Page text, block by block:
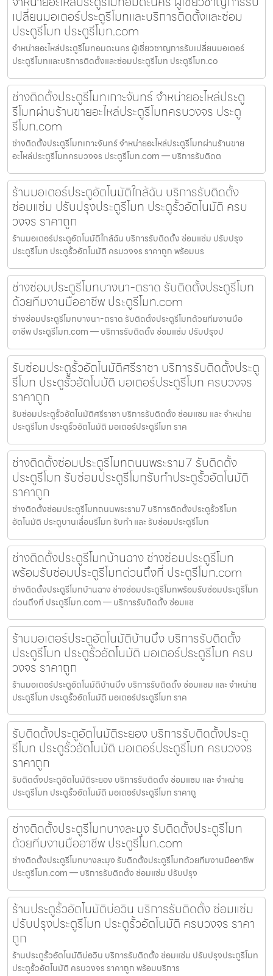
เปลี่ยนมอเตอร์ประตูรีโมทและบริการติดตั้งและซ่อม
ประตูรีโมท ประตูรีโมท.com
จำหน่ายอะไหล่ประตูรีโมทอมตะนคร ผู้เชี่ยวชาญการรับเปลี่ยนมอเตอร์
ประตูรีโมทและบริการติดตั้งและซ่อมประตูรีโมท ประตูรีโมท.co
ช่างติดตั้งประตูรีโมทเกาะจันทร์ จำหน่ายอะไหล่ประตู
รีโมทผ่านร้านขายอะไหล่ประตูรีโมทครบวงจร ประตู
รีโมท.com
ช่างติดตั้งประตูรีโมทเกาะจันทร์ จำหน่ายอะไหล่ประตูรีโมทผ่านร้านขาย
อะไหล่ประตูรีโมทครบวงจร ประตูรีโมท.com — บริการรับติดต
ร้านมอเตอร์ประตูอัตโนมัติใกล้ฉัน บริการรับติดตั้ง
ซ่อมแซ่ม ปรับปรุงประตูรีโมท ประตูรั้วอัตโนมัติ ครบ
วงจร ราคาถูก
ร้านมอเตอร์ประตูอัตโนมัติใกล้ฉัน บริการรับติดตั้ง ซ่อมแซ่ม ปรับปรุง
ประตูรีโมท ประตูรั้วอัตโนมัติ ครบวงจร ราคาถูก พร้อมบร
ช่างซ่อมประตูรีโมทบางนา-ตราด รับติดตั้งประตูรีโมท
ด้วยทีมงานมืออาชีพ ประตูรีโมท.com
ช่างซ่อมประตูรีโมทบางนา-ตราด รับติดตั้งประตูรีโมทด้วยทีมงานมือ
อาชีพ ประตูรีโมท.com — บริการรับติดตั้ง ซ่อมแซ่ม ปรับปรุงป
รับซ่อมประตูรั้วอัตโนมัติศรีราชา บริการรับติดตั้งประตู
รีโมท ประตูรั้วอัตโนมัติ มอเตอร์ประตูรีโมท ครบวงจร
ราคาถูก
รับซ่อมประตูรั้วอัตโนมัติศรีราชา บริการรับติดตั้ง ซ่อมแซม และ จำหน่าย
ประตูรีโมท ประตูรั้วอัตโนมัติ มอเตอร์ประตูรีโมท ราค
ช่างติดตั้งซ่อมประตูรีโมทถนนพระราม7 รับติดตั้ง
ประตูรีโมท รับซ่อมประตูรีโมทรับทำประตูรั้วอัตโนมัติ
ราคาถูก
ช่างติดตั้งซ่อมประตูรีโมทถนนพระราม7 บริการติดตั้งประตูรั้วรีโมท
อัตโนมัติ ประตูบานเลื่อนรีโมท รับทำ และ รับซ่อมประตูรีโมท
ช่างติดตั้งประตูรีโมทบ้านฉาง ช่างซ่อมประตูรีโมท
พร้อมรับซ่อมประตูรีโมทด่วนถึงที่ ประตูรีโมท.com
ช่างติดตั้งประตูรีโมทบ้านฉาง ช่างซ่อมประตูรีโมทพร้อมรับซ่อมประตูรีโมท
ด่วนถึงที่ ประตูรีโมท.com — บริการรับติดตั้ง ซ่อมแซ
ร้านมอเตอร์ประตูอัตโนมัติบ้านบึง บริการรับติดตั้ง
ประตูรีโมท ประตูรั้วอัตโนมัติ มอเตอร์ประตูรีโมท ครบ
วงจร ราคาถูก
ร้านมอเตอร์ประตูอัตโนมัติบ้านบึง บริการรับติดตั้ง ซ่อมแซม และ จำหน่าย
ประตูรีโมท ประตูรั้วอัตโนมัติ มอเตอร์ประตูรีโมท ราค
รับติดตั้งประตูอัตโนมัติระยอง บริการรับติดตั้งประตู
รีโมท ประตูรั้วอัตโนมัติ มอเตอร์ประตูรีโมท ครบวงจร
ราคาถูก
รับติดตั้งประตูอัตโนมัติระยอง บริการรับติดตั้ง ซ่อมแซม และ จำหน่าย
ประตูรีโมท ประตูรั้วอัตโนมัติ มอเตอร์ประตูรีโมท ราคาถู
ช่างติดตั้งประตูรีโมทบางละมุง รับติดตั้งประตูรีโมท
ด้วยทีมงานมืออาชีพ ประตูรีโมท.com
ช่างติดตั้งประตูรีโมทบางละมุง รับติดตั้งประตูรีโมทด้วยทีมงานมืออาชีพ
ประตูรีโมท.com — บริการรับติดตั้ง ซ่อมแซ่ม ปรับปรุง
ร้านประตูรั้วอัตโนมัติบ่อวิน บริการรับติดตั้ง ซ่อมแซ่ม
ปรับปรุงประตูรีโมท ประตูรั้วอัตโนมัติ ครบวงจร ราคา
ถูก
ร้านประตูรั้วอัตโนมัติบ่อวิน บริการรับติดตั้ง ซ่อมแซ่ม ปรับปรุงประตูรีโมท
ประตูรั้วอัตโนมัติ ครบวงจร ราคาถูก พร้อมบริการ